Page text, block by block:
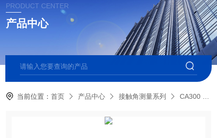
PRODUCT CENTER
产品中心
当前位置：首页 产品中心 接触角测量系列 CA300 大平台接触角测量仪